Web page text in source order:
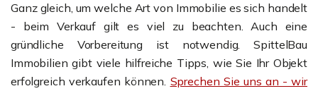
Ganz gleich, um welche Art von Immobilie es sich handelt
- beim Verkauf gilt es viel zu beachten. Auch eine
gründliche Vorbereitung ist notwendig. SpittelBau
Immobilien gibt viele hilfreiche Tipps, wie Sie Ihr Objekt
erfolgreich verkaufen können. Sprechen Sie uns an - wir